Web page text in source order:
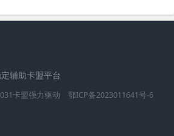
辅助卡盟平台
031卡盟强力驱动 鄂ICP备2023011641号-6